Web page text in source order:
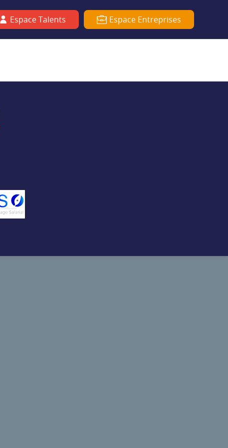
Espace Talents Espace Entreprises